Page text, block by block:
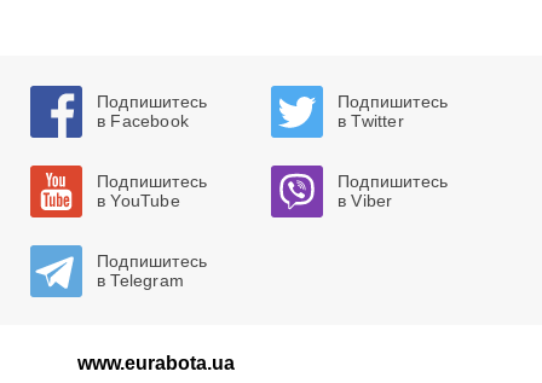
Подпишитесь
в Facebook
Подпишитесь
в Twitter
Подпишитесь
в YouTube
Подпишитесь
в Viber
Подпишитесь
в Telegram
www.eurabota.ua